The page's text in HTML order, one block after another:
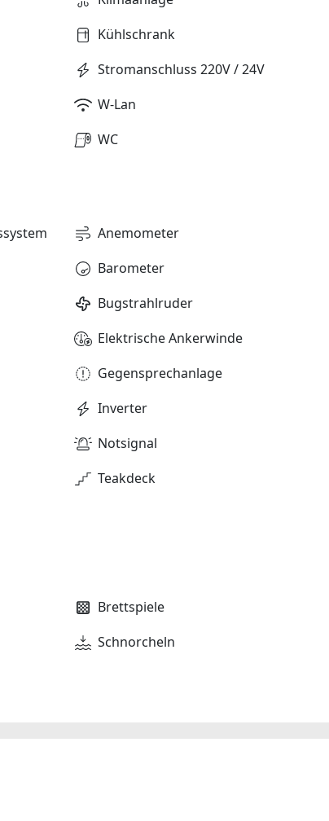
Kühlschrank
Stromanschluss 220V / 24V
W-Lan
WC
Anemometer
Barometer
Bugstrahlruder
Elektrische Ankerwinde
Gegensprechanlage
Inverter
Notsignal
Teakdeck
Brettspiele
Schnorcheln